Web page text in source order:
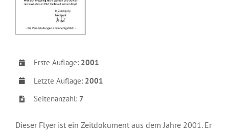
Erste Auflage: 2001
Letzte Auflage: 2001
Seitenanzahl: 7
Dieser Flyer ist ein Zeitdokument aus dem Jahre 2001. Er